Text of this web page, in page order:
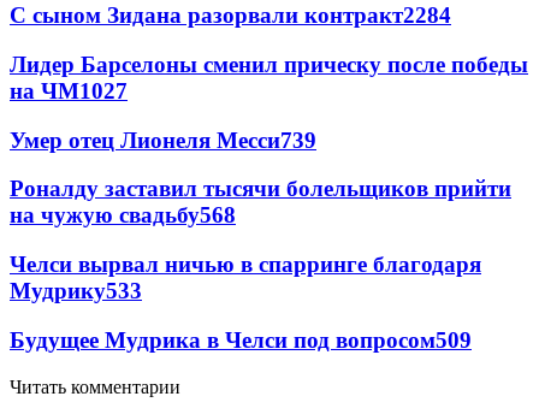
С сыном Зидана разорвали контракт2284
Лидер Барселоны сменил прическу после победы
на ЧМ1027
Умер отец Лионеля Месси739
Роналду заставил тысячи болельщиков прийти
на чужую свадьбу568
Челси вырвал ничью в спарринге благодаря
Мудрику533
Будущее Мудрика в Челси под вопросом509
Читать комментарии